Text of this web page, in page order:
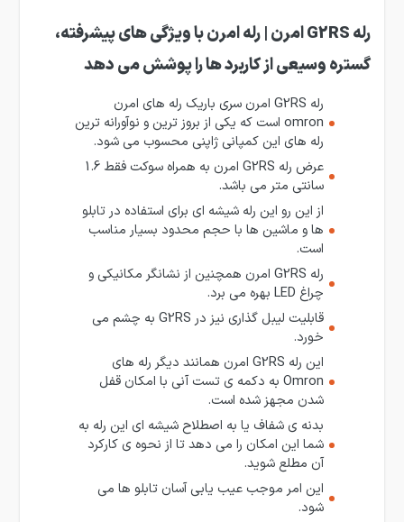
رله G2RS امرن | رله امرن با ویژگی های پیشرفته،
گستره وسیعی از کاربرد ها را پوشش می دهد
رله G2RS امرن سری باریک رله های امرن
omron است که یکی از بروز ترین و نوآورانه ترین
رله های این کمپانی ژاپنی محسوب می شود.
عرض رله G2RS امرن به همراه سوکت فقط 1.6
سانتی متر می باشد.
از این رو این رله شیشه ای برای استفاده در تابلو
ها و ماشین ها با حجم محدود بسیار مناسب
است.
رله G2RS امرن همچنین از نشانگر مکانیکی و
چراغ LED بهره می برد.
قابلیت لیبل گذاری نیز در G2RS به چشم می
خورد.
این رله G2RS امرن همانند دیگر رله های
Omron به دکمه ی تست آنی با امکان قفل
شدن مجهز شده است.
بدنه ی شفاف یا به اصطلاح شیشه ای این رله به
شما این امکان را می دهد تا از نحوه ی کارکرد
آن مطلع شوید.
این امر موجب عیب یابی آسان تابلو ها می
شود.